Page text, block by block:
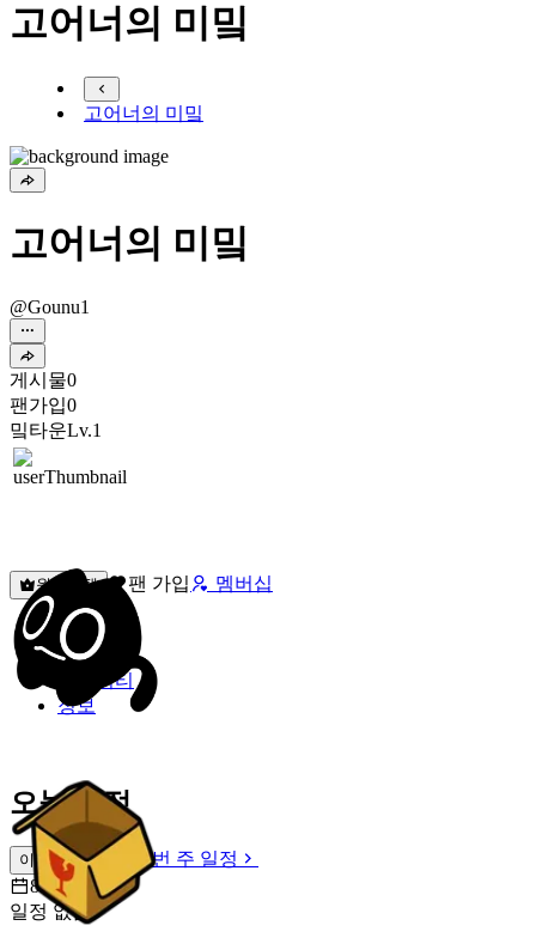
고어너의 미밐
고어너의 미밐
고어너의 미밐
@Gounu1
게시물0
팬가입0
밐타운Lv.1
원픽선택 팬 가입 멤버십
밐타운
피드
커뮤니티
정보
오늘 일정
이번 주 일정
이번 주 일정
8월 7일 [금]
일정 없음